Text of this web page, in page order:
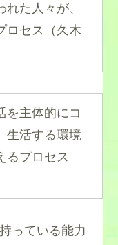
た人々が、
ロセス（久木
を主体的にコ
生活する環境
るプロセス
っている能力